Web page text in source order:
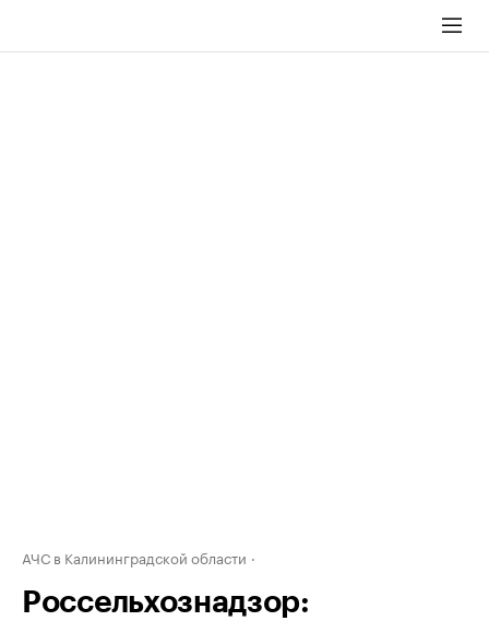
АЧС в Калининградской области
Россельхознадзор: